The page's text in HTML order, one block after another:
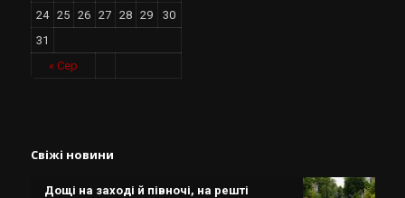
« Сер
24
25 26 27 28 29
30
31
Свіжі новини
Дощі на заході й півночі, на решті